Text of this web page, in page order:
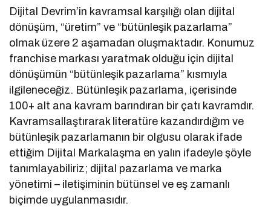
Dijital Devrim’in kavramsal karşılığı olan dijital
dönüşüm, “üretim” ve “bütünleşik pazarlama”
olmak üzere 2 aşamadan oluşmaktadır. Konumuz
franchise markası yaratmak olduğu için dijital
dönüşümün “bütünleşik pazarlama” kısmıyla
ilgileneceğiz. Bütünleşik pazarlama, içerisinde
100+ alt ana kavram barındıran bir çatı kavramdır.
Kavramsallaştırarak literatüre kazandırdığım ve
bütünleşik pazarlamanın bir olgusu olarak ifade
ettiğim Dijital Markalaşma en yalın ifadeyle şöyle
tanımlayabiliriz; dijital pazarlama ve marka
yönetimi – iletişiminin bütünsel ve eş zamanlı
biçimde uygulanmasıdır.